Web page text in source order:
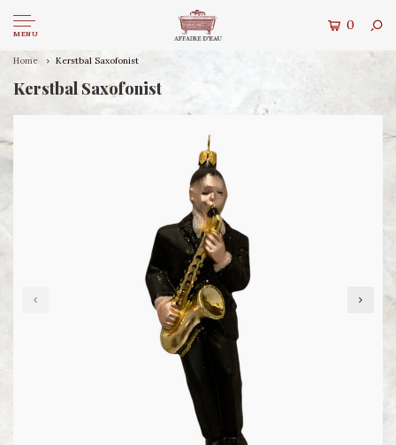
MENU
0
Home Kerstbal Saxofonist
Kerstbal Saxofonist